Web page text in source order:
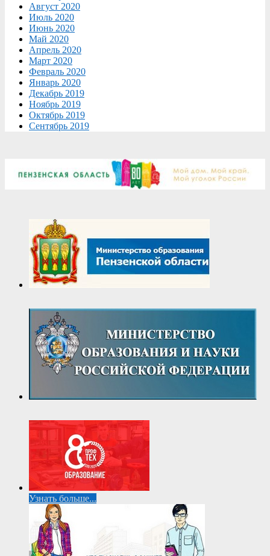
Август 2020
Июль 2020
Июнь 2020
Май 2020
Апрель 2020
Март 2020
Февраль 2020
Январь 2020
Декабрь 2019
Ноябрь 2019
Октябрь 2019
Сентябрь 2019
Узнать больше...